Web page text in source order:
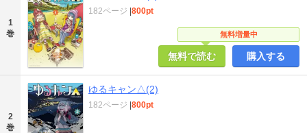
1
巻
無料増量中
182ページ |800pt
無料で読む 購入する
2
巻
ゆるキャン△(2)
182ページ |800pt